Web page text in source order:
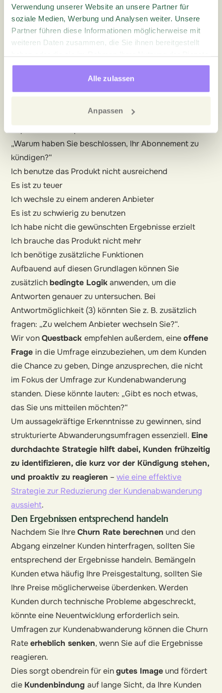
Verwendung unserer Website an unsere Partner für
soziale Medien, Werbung und Analysen weiter. Unsere
Partner führen diese Informationen möglicherweise mit
weiteren Daten zusammen, die Sie ihnen bereitgestellt
gesammelt haben.
Alle zulassen
Anpassen
genau richtig sein. Zu lange Umfragen können zu
Frustrationund Abbruch führen, bei zu kurzen
hingegen können wichtigeInformationen auf der
Strecke bleiben. Beim Zusammenstellen der Umfrage
Fragen entscheiden.
einfach zu beantworten und erfassen die wichtigsten
„Warum haben Sie beschlossen, Ihr Abonnement zu
kündigen?“
Ich benutze das Produkt nicht ausreichend
Es ist zu teuer
Ich wechsle zu einem anderen Anbieter
Es ist zu schwierig zu benutzen
Ich habe nicht die gewünschten Ergebnisse erzielt
Ich brauche das Produkt nicht mehr
Ich benötige zusätzliche Funktionen
Aufbauend auf diesen Grundlagen können Sie
zusätzlichbedingte Logikanwenden, um die
Antworten genauer zu untersuchen. Bei
Antwortmöglichkeit (3) könnten Sie z. B. zusätzlich
fragen: „Zu welchem Anbieter wechseln Sie?“.
Wir vonQuestbackempfehlen außerdem, eineoffene
Frage in die Umfrage einzubeziehen, um dem Kunden
die Chance zu geben, Dinge anzusprechen, die nicht
im Fokus der Umfrage zur Kundenabwanderung
standen. Diese könnte lauten: „Gibt es noch etwas,
das Sie uns mitteilen möchten?“
Um aussagekräftige Erkenntnisse zu gewinnen, sind
strukturierte Abwanderungsumfragen essenziell. Eine
durchdachte Strategie hilft dabei, Kunden frühzeitig
zu identifizieren, die kurz vor der Kündigung stehen,
und proaktiv zu reagieren –wie eine effektive
Strategie zur Reduzierung der Kundenabwanderung
aussieht.
Den Ergebnissen entsprechend handeln
Nachdem Sie IhreChurn Rate berechnen und den
Abgang einzelner Kunden hinterfragen, sollten Sie
entsprechend der Ergebnisse handeln. Bemängeln
Kunden etwa häufig Ihre Preisgestaltung, sollten Sie
Ihre Preise möglicherweise überdenken. Werden
Kunden durch technische Probleme abgeschreckt,
könnte eine Neuentwicklung erforderlich sein.
Umfragen zur Kundenabwanderung können die Churn
Rateerheblich senken, wenn Sie auf die Ergebnisse
reagieren.
Dies sorgt obendrein für eingutes Image und fördert
die Kundenbindungauf lange Sicht, da Ihre Kunden